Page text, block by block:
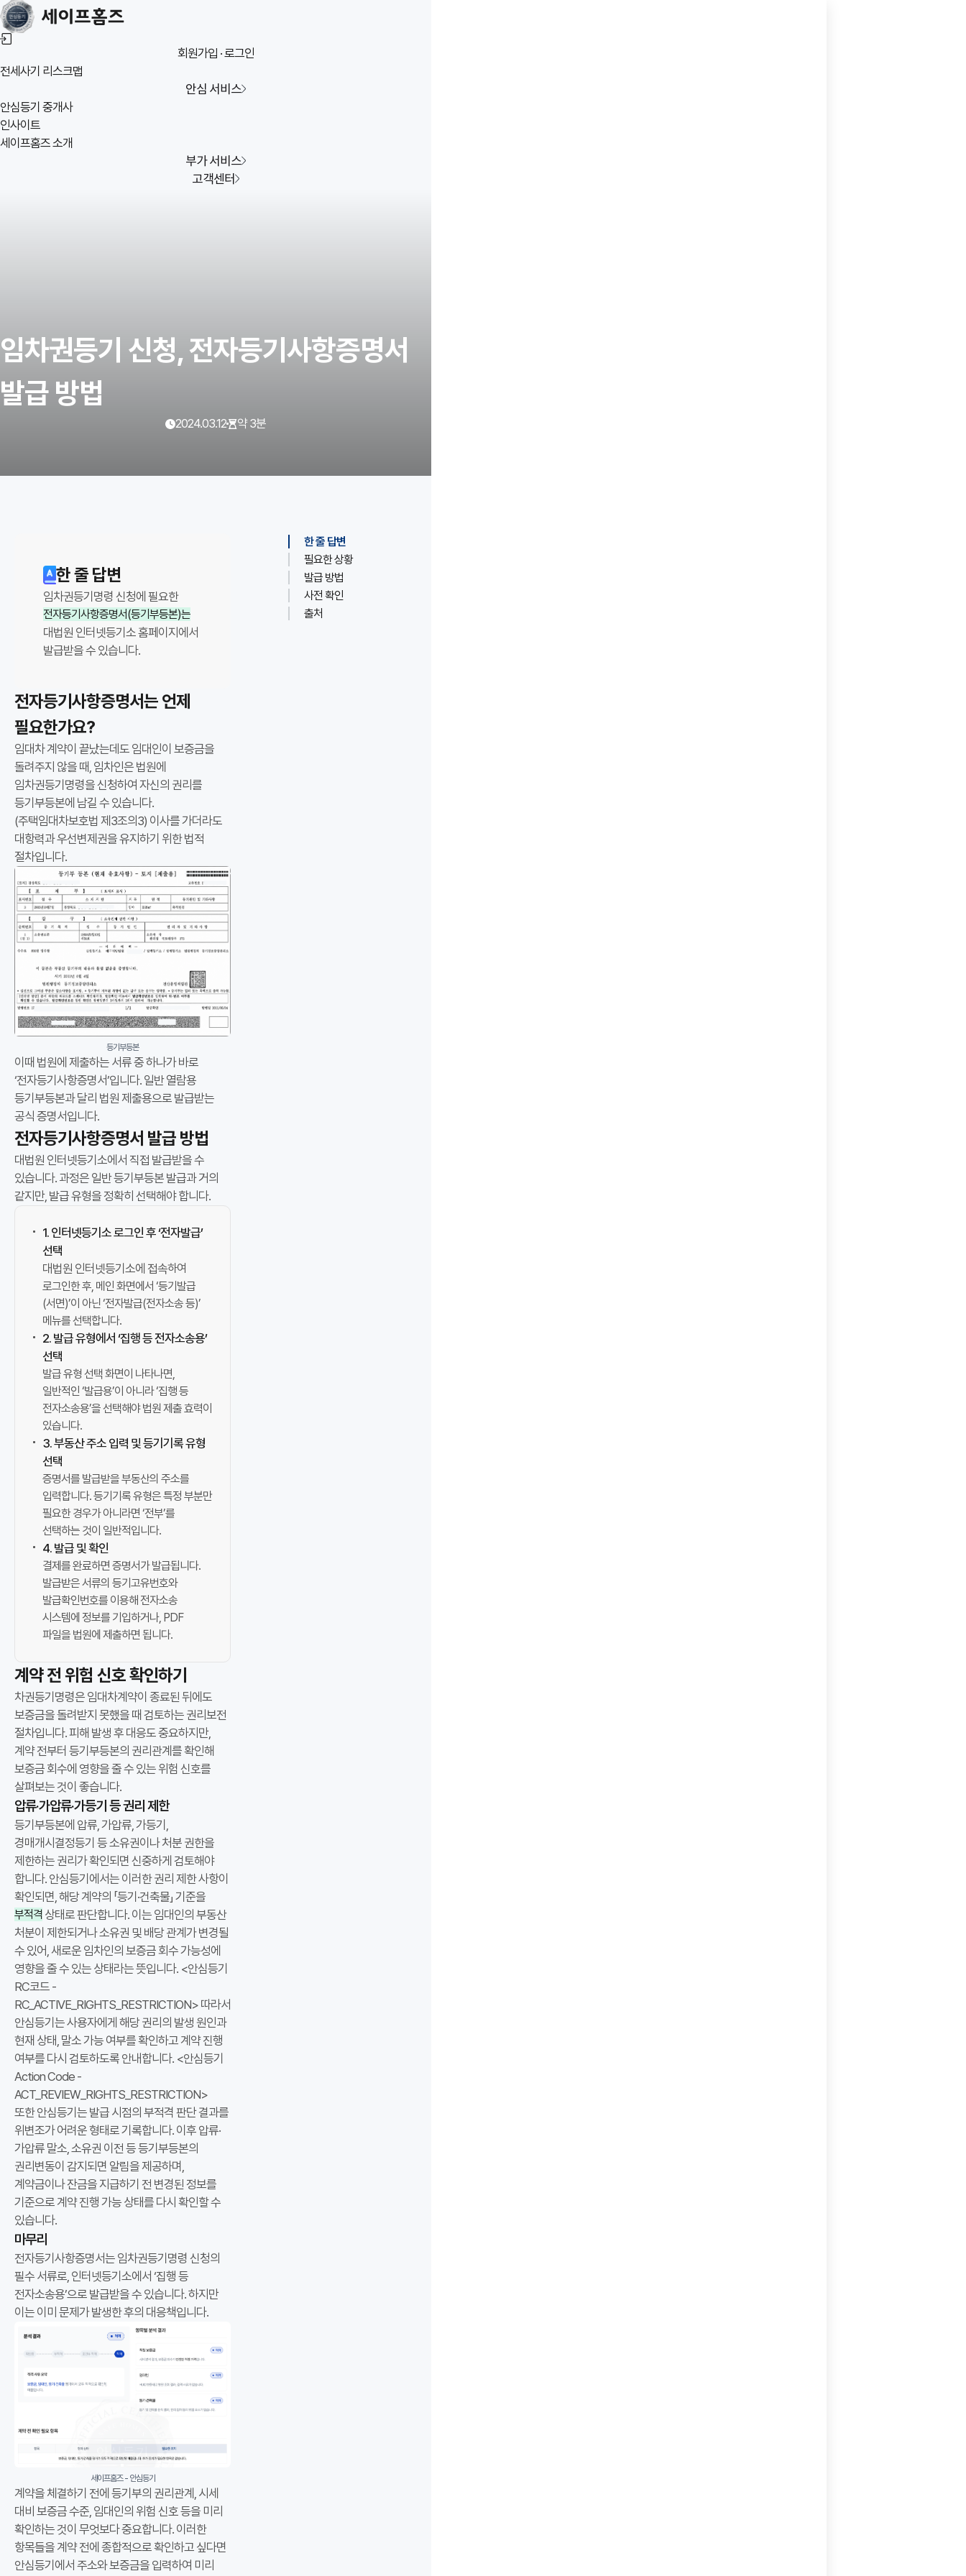
회원가입 · 로그인
전세사기 리스크맵
안심 서비스
안심등기 중개사
인사이트
세이프홈즈 소개
부가 서비스
고객센터
임차권등기 신청, 전자등기사항증명서
발급 방법
발행일
2024.03.12
읽는 시간
약 3분
한 줄 답변
임차권등기명령 신청에 필요한
전자등기사항증명서(등기부등본)는
대법원 인터넷등기소 홈페이지 에서
발급받을 수 있습니다.
전자등기사항증명서는 언제
필요한가요?
임대차 계약이 끝났는데도 임대인이 보증금을
돌려주지 않을 때, 임차인은 법원에
임차권등기명령을 신청하여 자신의 권리를
등기부등본에 남길 수 있습니다.
(주택임대차보호법 제3조의3) 이사를 가더라도
대항력과 우선변제권을 유지하기 위한 법적
절차입니다.
등기부등본
이때 법원에 제출하는 서류 중 하나가 바로
‘전자등기사항증명서’입니다. 일반 열람용
등기부등본과 달리 법원 제출용으로 발급받는
공식 증명서입니다.
전자등기사항증명서 발급 방법
대법원 인터넷등기소에서 직접 발급받을 수
있습니다. 과정은 일반 등기부등본 발급과 거의
같지만, 발급 유형을 정확히 선택해야 합니다.
1. 인터넷등기소 로그인 후 ‘전자발급’
선택
대법원 인터넷등기소에 접속하여
로그인한 후, 메인 화면에서 ‘등기발급
(서면)’이 아닌 ‘전자발급(전자소송 등)’
메뉴를 선택합니다.
2. 발급 유형에서 ‘집행 등 전자소송용’
선택
발급 유형 선택 화면이 나타나면,
일반적인 ‘발급용’이 아니라 ‘집행 등
전자소송용’을 선택해야 법원 제출 효력이
있습니다.
3. 부동산 주소 입력 및 등기기록 유형
선택
증명서를 발급받을 부동산의 주소를
입력합니다. 등기기록 유형은 특정 부분만
필요한 경우가 아니라면 ‘전부’를
선택하는 것이 일반적입니다.
4. 발급 및 확인
결제를 완료하면 증명서가 발급됩니다.
발급받은 서류의 등기고유번호와
발급확인번호를 이용해 전자소송
시스템에 정보를 기입하거나, PDF
파일을 법원에 제출하면 됩니다.
계약 전 위험 신호 확인하기
차권등기명령은 임대차계약이 종료된 뒤에도
보증금을 돌려받지 못했을 때 검토하는 권리보전
절차입니다. 피해 발생 후 대응도 중요하지만,
계약 전부터 등기부등본의 권리관계를 확인해
보증금 회수에 영향을 줄 수 있는 위험 신호를
살펴보는 것이 좋습니다.
압류·가압류·가등기 등 권리 제한
등기부등본에 압류, 가압류, 가등기,
경매개시결정등기 등 소유권이나 처분 권한을
제한하는 권리가 확인되면 신중하게 검토해야
합니다. 안심등기에서는 이러한 권리 제한 사항이
확인되면, 해당 계약의 「등기·건축물」 기준을
부적격 상태로 판단합니다. 이는 임대인의 부동산
처분이 제한되거나 소유권 및 배당 관계가 변경될
수 있어, 새로운 임차인의 보증금 회수 가능성에
영향을 줄 수 있는 상태라는 뜻입니다. <안심등기
RC코드 -
RC_ACTIVE_RIGHTS_RESTRICTION> 따라서
안심등기는 사용자에게 해당 권리의 발생 원인과
현재 상태, 말소 가능 여부를 확인하고 계약 진행
여부를 다시 검토하도록 안내합니다. <안심등기
Action Code -
ACT_REVIEW_RIGHTS_RESTRICTION>
또한 안심등기는 발급 시점의 부적격 판단 결과를
위변조가 어려운 형태로 기록합니다. 이후 압류·
가압류 말소, 소유권 이전 등 등기부등본의
권리변동이 감지되면 알림을 제공하며,
계약금이나 잔금을 지급하기 전 변경된 정보를
기준으로 계약 진행 가능 상태를 다시 확인할 수
있습니다.
마무리
전자등기사항증명서는 임차권등기명령 신청의
필수 서류로, 인터넷등기소에서 ‘집행 등
전자소송용’으로 발급받을 수 있습니다. 하지만
이는 이미 문제가 발생한 후의 대응책입니다.
세이프홈즈 - 안심등기
계약을 체결하기 전에 등기부의 권리관계, 시세
대비 보증금 수준, 임대인의 위험 신호 등을 미리
확인하는 것이 무엇보다 중요합니다. 이러한
항목들을 계약 전에 종합적으로 확인하고 싶다면
안심등기에서 주소와 보증금을 입력하여 미리
심
등
기
는
보
증
금
회
수
가
능
성
을
시
세
비
보
증
,
임
대
인
,
등
기
·
건
드
립
니
다
이
글
은
보
증
금
미
반
환
시
필
요
한
법
적
절
차
와
서
류
준
비
방
법
을
다
룹
니
다
임
차
신
요
한
전
자
등
한 줄 답변
필요한 상황
발급 방법
사전 확인
출처